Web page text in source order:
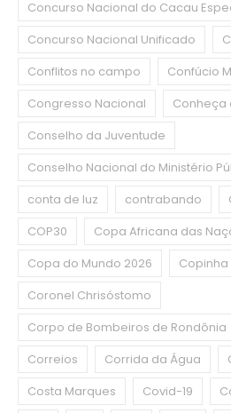
Concurso Nacional do Cacau
Concurso Nacional Unificado
Conflitos no campo
Confúcio
Congresso Nacional
Conheça
Conselho da Juventude
Conselho Nacional do Ministério
conta de luz
contrabando
COP30
Copa Africana das
Copa do Mundo 2026
Copinha
Coronel Chrisóstomo
Corpo de Bombeiros de Rondônia
Correios
Corrida da Água
Costa Marques
Covid-19